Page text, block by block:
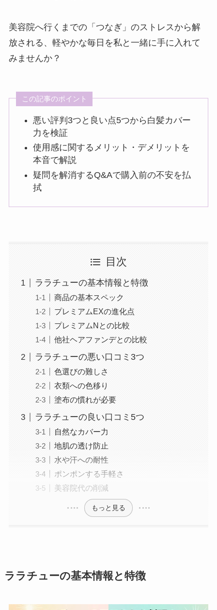
美容院へ行くまでの「つなぎ」のストレスから解
放される、軽やかな毎日を私と一緒に手に入れて
みませんか？
この記事のポイント
悪い評判3つと良い点5つから白髪カバー
力を検証
使用感に関するメリット・デメリットを
本音で解説
疑問を解消するQ&Aで購入前の不安を払
拭
目次
ララチューの基本情報と特徴
商品の基本スペック
プレミアムEXの進化点
プレミアムNとの比較
他社ヘアファンデとの比較
ララチューの悪い口コミ3つ
色選びの難しさ
衣類への色移り
塗布の慣れが必要
ララチューの良い口コミ5つ
自然なカバー力
地肌の透け防止
水や汗への耐性
ポンポンする手軽さ
美容院代の削減
もっと見る
ララチューの基本情報と特徴